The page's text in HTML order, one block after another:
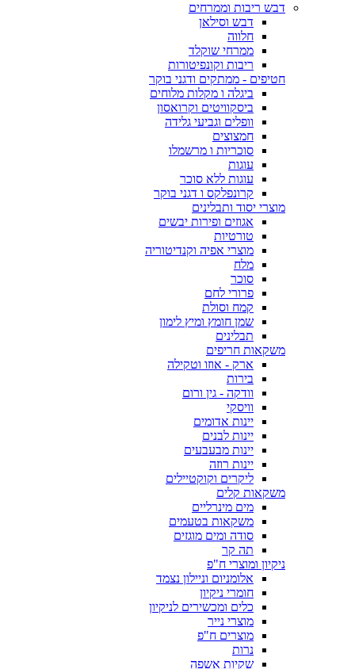
דבש ריבות וממרחים
דבש וסילאן
חלווה
ממרחי שוקלד
ריבות וקונפיטורות
חטיפים - ממתקים ודגני בוקר
ביגלה ו מקלות מלוחים
ביסקוויטים וקרואסון
וופלים וגביעי גלידה
חמצוצים
סוכריות ו מרשמלו
עוגות
עוגות ללא סוכר
קרונפלקס ו דגני בוקר
מוצרי יסוד ותבלינים
אגוזים ופירות יבשים
טורטיות
מוצרי אפיה וקנדיטוריה
מלח
סוכר
פרורי לחם
קמח וסולת
שמן חומץ ומיץ לימון
תבלינים
משקאות חריפים
ארק - אוזו וטקילה
בירות
וודקה - גין ורום
וויסקי
יינות אדומים
יינות לבנים
יינות מבעבעים
יינות רוזה
ליקרים וקוקטיילים
משקאות קלים
מים מינרליים
משקאות בטעמים
סודה ומים מוגזים
תה קר
ניקיון ומוצרי ח"פ
אלומניום וניילון נצמד
חומרי ניקיון
כלים ומכשירים לניקיון
מוצרי נייר
מוצרים ח"פ
נרות
שקיות אשפה